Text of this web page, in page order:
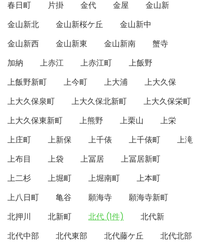
春日町 片掛 金代 金屋
金山新
金山新北
金山新桜ケ丘
金山新中
金山新西
金山新東 金山新南
蟹寺
加納
上赤江 上赤江町
上飯野
上飯野新町
上今町 上大浦
上大久保
上大久保泉町
上大久保北新町
上大久保栄町
上大久保東新町
上熊野 上栗山
上栄
上庄町
上新保 上千俵 上千俵町
上滝
上布目
上袋 上冨居
上冨居新町
上二杉
上堀町 上堀南町
上本町
上八日町
亀谷 願海寺
願海寺新町
北押川
北新町 北代 (1件)
北代新
北代中部
北代東部 北代藤ケ丘
北代北部